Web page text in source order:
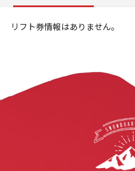
リフト券情報はありません。